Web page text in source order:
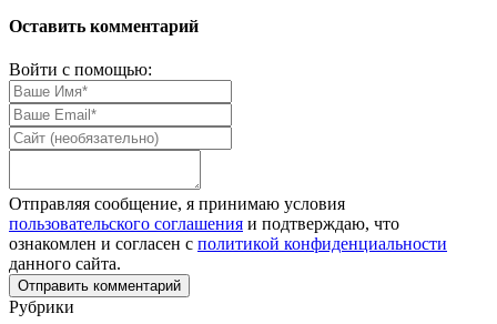
Оставить комментарий
Войти с помощью:
Отправляя сообщение, я принимаю условия
пользовательского соглашения и подтверждаю, что
ознакомлен и согласен с политикой конфиденциальности
данного сайта.
Рубрики